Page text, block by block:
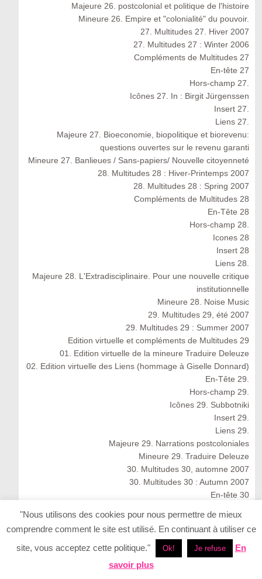
Majeure 26. postcolonial et politique de l'histoire
Mineure 26. Empire et "colonialité" du pouvoir.
27. Multitudes 27. Hiver 2007
27. Multitudes 27 : Winter 2006
Compléments de Multitudes 27
En-tête 27
Hors-champ 27.
Icônes 27. In : Birgit Jürgenssen
Insert 27.
Liens 27.
Majeure 27. Bioeconomie, biopolitique et biorevenu:
questions ouvertes sur le revenu garanti
Mineure 27. Banlieues / Sans-papiers/ Nouvelle citoyenneté
28. Multitudes 28 : Hiver-Printemps 2007
28. Multitudes 28 : Spring 2007
Compléments de Multitudes 28
En-Tête 28
Hors-champ 28.
Icones 28
Insert 28
Liens 28.
Majeure 28. L'Extradisciplinaire. Pour une nouvelle critique
institutionnelle
Mineure 28. Noise Music
29. Multitudes 29, été 2007
29. Multitudes 29 : Summer 2007
Edition virtuelle et compléments de Multitudes 29
01. Edition virtuelle de la mineure Traduire Deleuze
02. Edition virtuelle des Liens (hommage à Giselle Donnard)
En-Tête 29.
Hors-champ 29.
Icônes 29. Subbotniki
Insert 29.
Liens 29.
Majeure 29. Narrations postcoloniales
Mineure 29. Traduire Deleuze
30. Multitudes 30, automne 2007
30. Multitudes 30 : Autumn 2007
En-tête 30
Insert 30.
Liens 30.
Majeure 30. Réseaux autochtones : résonances
anthropologiques
Mineure 30. Le rire matérialiste
"Nous utilisons des cookies pour nous permettre de mieux
comprendre comment le site est utilisé. En continuant à utiliser ce
site, vous acceptez cette politique."
Ok! Je refuse
En
savoir plus